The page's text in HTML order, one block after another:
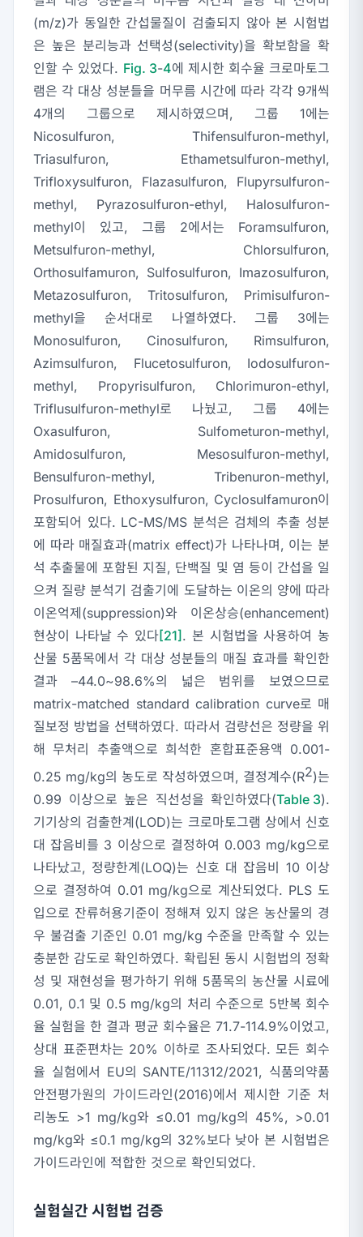
(m/z)가 동일한 간섭물질이 검출되지 않아 본 시험법
은 높은 분리능과 선택성(selectivity)을 확보함을 확
인할 수 있었다. Fig. 3-4에 제시한 회수율 크로마토그
램은 각 대상 성분들을 머무름 시간에 따라 각각 9개씩
4개의 그룹으로 제시하였으며, 그룹 1에는
Nicosulfuron, Thifensulfuron-methyl,
Triasulfuron, Ethametsulfuron-methyl,
Trifloxysulfuron, Flazasulfuron, Flupyrsulfuron-
methyl, Pyrazosulfuron-ethyl, Halosulfuron-
methyl이 있고, 그룹 2에서는 Foramsulfuron,
Metsulfuron-methyl, Chlorsulfuron,
Orthosulfamuron, Sulfosulfuron, Imazosulfuron,
Metazosulfuron, Tritosulfuron, Primisulfuron-
methyl을 순서대로 나열하였다. 그룹 3에는
Monosulfuron, Cinosulfuron, Rimsulfuron,
Azimsulfuron, Flucetosulfuron, Iodosulfuron-
methyl, Propyrisulfuron, Chlorimuron-ethyl,
Triflusulfuron-methyl로 나눴고, 그룹 4에는
Oxasulfuron, Sulfometuron-methyl,
Amidosulfuron, Mesosulfuron-methyl,
Bensulfuron-methyl, Tribenuron-methyl,
Prosulfuron, Ethoxysulfuron, Cyclosulfamuron이
포함되어 있다. LC-MS/MS 분석은 검체의 추출 성분
에 따라 매질효과(matrix effect)가 나타나며, 이는 분
석 추출물에 포함된 지질, 단백질 및 염 등이 간섭을 일
으켜 질량 분석기 검출기에 도달하는 이온의 양에 따라
이온억제(suppression)와 이온상승(enhancement)
현상이 나타날 수 있다[21]. 본 시험법을 사용하여 농
산물 5품목에서 각 대상 성분들의 매질 효과를 확인한
결과 –44.0~98.6%의 넓은 범위를 보였으므로
matrix-matched standard calibration curve로 매
질보정 방법을 선택하였다. 따라서 검량선은 정량을 위
해 무처리 추출액으로 희석한 혼합표준용액 0.001-
0.25 mg/kg의 농도로 작성하였으며, 결정계수(R2)는
0.99 이상으로 높은 직선성을 확인하였다(Table 3).
기기상의 검출한계(LOD)는 크로마토그램 상에서 신호
대 잡음비를 3 이상으로 결정하여 0.003 mg/kg으로
나타났고, 정량한계(LOQ)는 신호 대 잡음비 10 이상
으로 결정하여 0.01 mg/kg으로 계산되었다. PLS 도
입으로 잔류허용기준이 정해져 있지 않은 농산물의 경
우 불검출 기준인 0.01 mg/kg 수준을 만족할 수 있는
충분한 감도로 확인하였다. 확립된 동시 시험법의 정확
성 및 재현성을 평가하기 위해 5품목의 농산물 시료에
0.01, 0.1 및 0.5 mg/kg의 처리 수준으로 5반복 회수
율 실험을 한 결과 평균 회수율은 71.7-114.9%이었고,
상대 표준편차는 20% 이하로 조사되었다. 모든 회수
율 실험에서 EU의 SANTE/11312/2021, 식품의약품
안전평가원의 가이드라인(2016)에서 제시한 기준 처
리농도 >1 mg/kg와 ≤0.01 mg/kg의 45%, >0.01
mg/kg와 ≤0.1 mg/kg의 32%보다 낮아 본 시험법은
가이드라인에 적합한 것으로 확인되었다.
실험실간 시험법 검증